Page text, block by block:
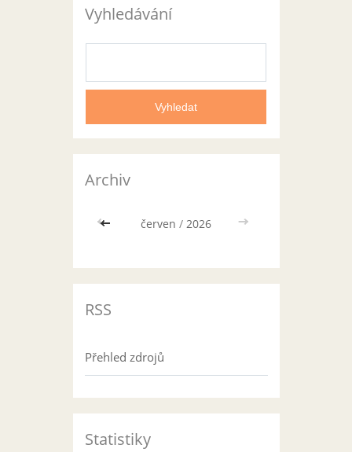
Vyhledávání
Archiv
<< červen / 2026 >>
RSS
Přehled zdrojů
Statistiky